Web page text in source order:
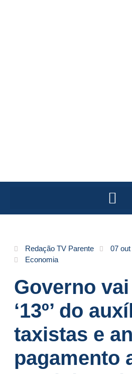
Redação TV Parente 07
Economia
Governo
‘13º’ do
taxistas e
pagamento